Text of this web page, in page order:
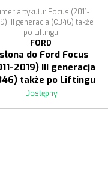
artykułu: Focus (2011-
III generacja (С346) także
po Liftingu
FORD
do Ford Focus
2019) III generacja
także po Liftingu
Dostępny